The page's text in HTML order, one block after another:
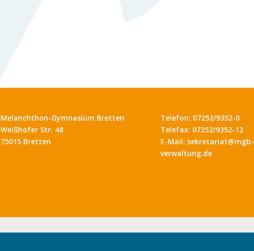
Melanchthon-Gymnasium Bretten
Weißhofer Str. 48
75015 Bretten
Telefon: 07252/9352-0
Telefax: 07252/9352-12
E-Mail: sekretariat@mgb-
verwaltung.de